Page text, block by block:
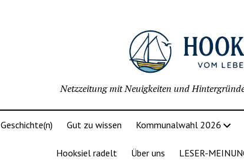
Netzzeitung mit Neuigkeiten und
Geschichte(n) Gut zu wissen Kommunalwahl 2026
Hooksiel radelt Über uns LESER-